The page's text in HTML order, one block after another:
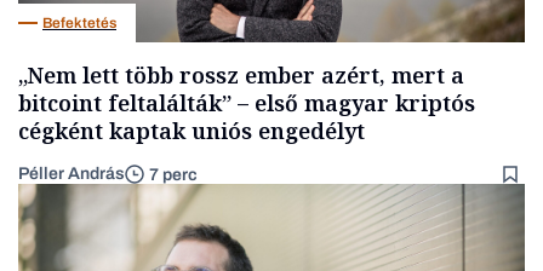
Befektetés
„Nem lett több rossz ember azért, mert a
bitcoint feltalálták” – első magyar kriptós
cégként kaptak uniós engedélyt
Péller András 7 perc